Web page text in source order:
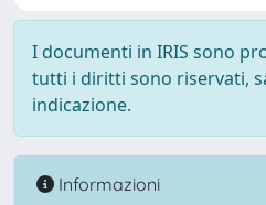
I documenti in IRIS sono
tutti i diritti sono riservati,
indicazione.
Informazioni